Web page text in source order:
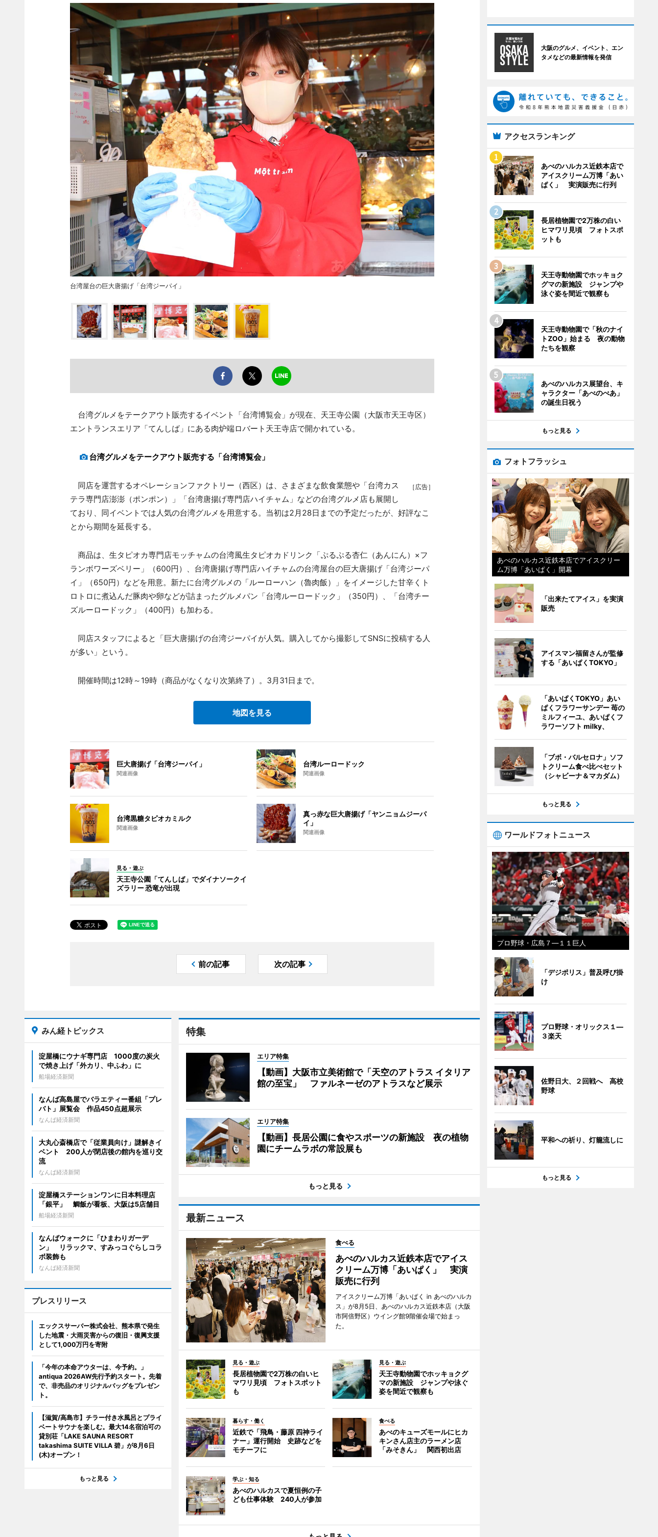
台湾屋台の巨大唐揚げ「台湾ジーパイ」
台湾グルメをテークアウト販売するイベント「台湾博覧会」が現在、天王寺公園（大阪市天王寺区）
エントランスエリア「てんしば」にある肉炉端ロバート天王寺店で開かれている。
台湾グルメをテークアウト販売する「台湾博覧会」
［広告］
同店を運営するオペレーションファクトリー（西区）は、さまざまな飲食業態や「台湾カス
テラ専門店澎澎（ポンポン）」「台湾唐揚げ専門店ハイチャム」などの台湾グルメ店も展開し
ており、同イベントでは人気の台湾グルメを用意する。当初は2月28日までの予定だったが、好評なこ
とから期間を延長する。
商品は、生タピオカ専門店モッチャムの台湾風生タピオカドリンク「ぷるぷる杏仁（あんにん）×フ
ランボワーズベリー」（600円）、台湾唐揚げ専門店ハイチャムの台湾屋台の巨大唐揚げ「台湾ジーパ
イ」（650円）などを用意。新たに台湾グルメの「ルーローハン（魯肉飯）」をイメージした甘辛くト
ロトロに煮込んだ豚肉や卵などが詰まったグルメパン「台湾ルーロードック」（350円）、「台湾チー
ズルーロードック」（400円）も加わる。
同店スタッフによると「巨大唐揚げの台湾ジーパイが人気。購入してから撮影してSNSに投稿する人
が多い」という。
開催時間は12時～19時（商品がなくなり次第終了）。3月31日まで。
地図を見る
巨大唐揚げ「台湾ジーパイ」
関連画像
台湾ルーロードック
関連画像
台湾黒糖タピオカミルク
関連画像
真っ赤な巨大唐揚げ「ヤンニョムジーパ
イ」
関連画像
見る・遊ぶ
天王寺公園「てんしば」でダイナソークイ
ズラリー 恐竜が出現
前の記事 次の記事
特集
エリア特集
【動画】大阪市立美術館で「天空のアトラス イタリア
館の至宝」 ファルネーゼのアトラスなど展示
エリア特集
【動画】長居公園に食やスポーツの新施設 夜の植物
園にチームラボの常設展も
もっと見る
最新ニュース
食べる
あべのハルカス近鉄本店でアイス
クリーム万博「あいぱく」 実演
販売に行列
アイスクリーム万博「あいぱく in あべのハルカ
ス」が8月5日、あべのハルカス近鉄本店（大阪
市阿倍野区）ウイング館9階催会場で始まっ
た。
見る・遊ぶ
長居植物園で2万株の白いヒ
マワリ見頃 フォトスポット
も
見る・遊ぶ
天王寺動物園でホッキョクグ
マの新施設 ジャンプや泳ぐ
姿を間近で観察も
暮らす・働く
近鉄で「飛鳥・藤原 四神ライ
ナー」運行開始 史跡などを
モチーフに
食べる
あべのキューズモールにヒカ
キンさん店主のラーメン店
「みそきん」 関西初出店
学ぶ・知る
あべのハルカスで夏恒例の子
ども仕事体験 240人が参加
みん経トピックス
淀屋橋にウナギ専門店 1000度の炭火
で焼き上げ「外カリ、中ふわ」に
船場経済新聞
なんば高島屋でバラエティー番組「プレ
バト」展覧会 作品450点超展示
なんば経済新聞
大丸心斎橋店で「従業員向け」謎解きイ
ベント 200人が閉店後の館内を巡り交
流
なんば経済新聞
淀屋橋ステーションワンに日本料理店
「銀平」 鯛飯が看板、大阪は5店舗目
船場経済新聞
なんばウォークに「ひまわりガーデ
ン」 リラックマ、すみっコぐらしコラ
ボ装飾も
なんば経済新聞
プレスリリース
エックスサーバー株式会社、熊本県で発生
した地震・大雨災害からの復旧・復興支援
として1,000万円を寄附
「今年の本命アウターは、今予約。」
antiqua 2026AW先行予約スタート。先着
で、非売品のオリジナルバッグをプレゼン
ト。
【滋賀/高島市】チラー付き水風呂とプライ
ベートサウナを楽しむ。最大14名宿泊可の
貸別荘「LAKE SAUNA RESORT
takashima SUITE VILLA 碧」が8月6日
(木)オープン！
もっと見る
大阪のグルメ、イベント、エン
タメなどの最新情報を発信
アクセスランキング
あべのハルカス近鉄本店で
アイスクリーム万博「あい
ぱく」 実演販売に行列
長居植物園で2万株の白い
ヒマワリ見頃 フォトスポ
ットも
天王寺動物園でホッキョク
グマの新施設 ジャンプや
泳ぐ姿を間近で観察も
天王寺動物園で「秋のナイ
トZOO」始まる 夜の動物
たちを観察
あべのハルカス展望台、キ
ャラクター「あべのべあ」
の誕生日祝う
もっと見る
フォトフラッシュ
あべのハルカス近鉄本店でアイスクリー
ム万博「あいぱく」開幕
「出来たてアイス」を実演
販売
アイスマン福留さんが監修
する「あいぱくTOKYO」
「あいぱくTOKYO」あい
ぱくフラワーサンデー 苺の
ミルフィーユ、あいぱくフ
ラワーソフト milky、
「ブボ・バルセロナ」ソフ
トクリーム食べ比べセット
（シャビーナ＆マカダム）
もっと見る
ワールドフォトニュース
プロ野球・広島７―１１巨人
「デジポリス」普及呼び掛
け
プロ野球・オリックス１―
３楽天
佐野日大、２回戦へ 高校
野球
平和への祈り、灯籠流しに
もっと見る